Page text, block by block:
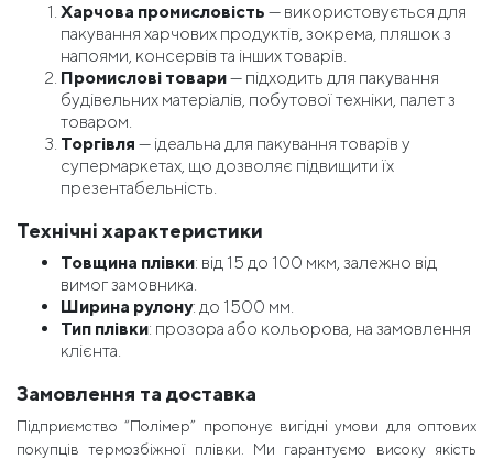
Харчова промисловість — використовується для
пакування харчових продуктів, зокрема, пляшок з
напоями, консервів та інших товарів.
Промислові товари— підходить для пакування
будівельних матеріалів, побутової техніки, палет з
товаром.
Торгівля — ідеальна для пакування товарів у
супермаркетах, що дозволяє підвищити їх
презентабельність.
Технічні характеристики
Товщина плівки: від 15 до 100 мкм, залежно від
вимог замовника.
Ширина рулону: до 1500 мм.
Тип плівки: прозора або кольорова, на замовлення
клієнта.
Замовлення та доставка
Підприємство “Полімер” пропонує вигідні умови для оптових
покупців термозбіжної плівки. Ми гарантуємо високу якість